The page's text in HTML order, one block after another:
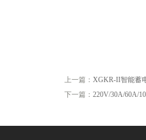
上一篇： XGKR-II智能蓄
下一篇： 220V/30A/60A/